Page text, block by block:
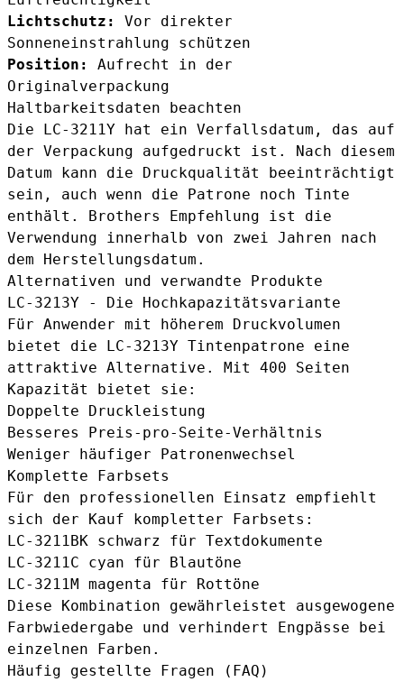
Lichtschutz:
Vor direkter
Sonneneinstrahlung schützen
Position:
Aufrecht in der
Originalverpackung
Haltbarkeitsdaten beachten
Die LC-3211Y hat ein Verfallsdatum, das auf
der Verpackung aufgedruckt ist. Nach diesem
Datum kann die Druckqualität beeinträchtigt
sein, auch wenn die Patrone noch Tinte
enthält. Brothers Empfehlung ist die
Verwendung innerhalb von zwei Jahren nach
dem Herstellungsdatum.
Alternativen und verwandte Produkte
LC-3213Y - Die Hochkapazitätsvariante
Für Anwender mit höherem Druckvolumen
bietet die LC-3213Y Tintenpatrone eine
attraktive Alternative. Mit 400 Seiten
Kapazität bietet sie:
Doppelte Druckleistung
Besseres Preis-pro-Seite-Verhältnis
Weniger häufiger Patronenwechsel
Komplette Farbsets
Für den professionellen Einsatz empfiehlt
sich der Kauf kompletter Farbsets:
LC-3211BK schwarz für Textdokumente
LC-3211C cyan für Blautöne
LC-3211M magenta für Rottöne
Diese Kombination gewährleistet ausgewogene
Farbwiedergabe und verhindert Engpässe bei
einzelnen Farben.
Häufig gestellte Fragen (FAQ)